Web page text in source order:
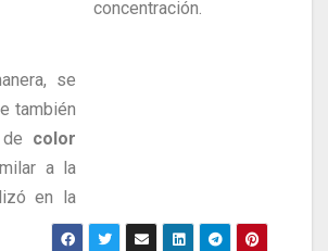
se
también
color
a la
en la
concentración.